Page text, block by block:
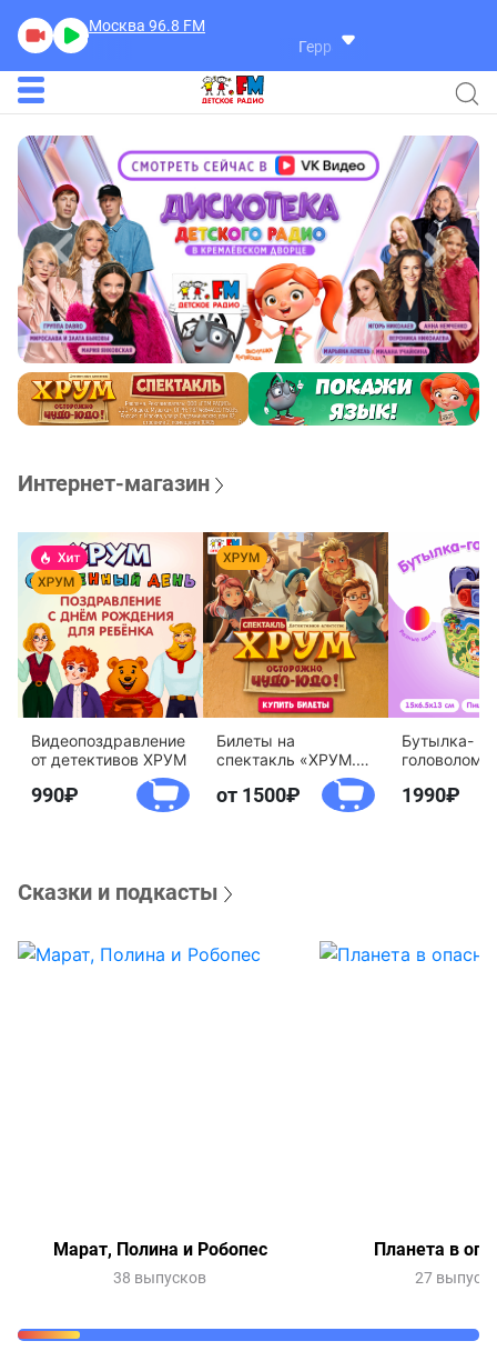
Москва 96.8 FM
Герра Александр
Интернет-магазин
Видеопоздравление
от детективов ХРУМ
990
Билеты на
спектакль «ХРУМ.
Осторожно, Чудо-
Юдо!»
от 1500
Бутылка-
агентство
1990
Сказки и подкасты
Марат, Полина и Робопес
38 выпусков
Планета в
27